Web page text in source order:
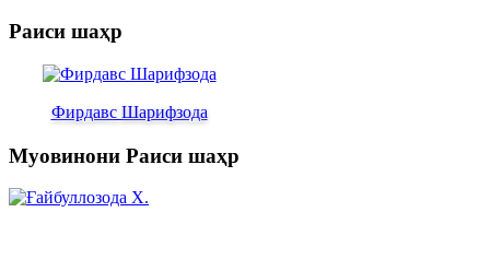
Раиси шаҳр
Фирдавс Шарифзода
Муовинони Раиси шаҳр